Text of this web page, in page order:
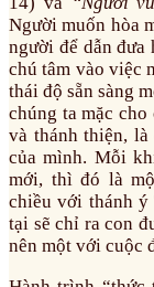
Người muốn hòa
người để dẫn đưa
chú tâm vào việc
thái độ sẵn sàng
chúng ta mặc
và thánh thiện, là
của mình. Mỗi
mới, thì đó là
chiều với thánh ý
tại sẽ chỉ ra con
nên một với cuộc